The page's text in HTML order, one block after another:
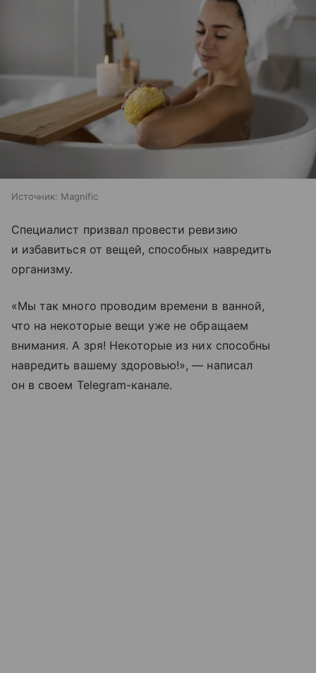
Источник: Magnific
Специалист призвал провести ревизию
и избавиться от вещей, способных навредить
организму.
«Мы так много проводим времени в ванной,
что на некоторые вещи уже не обращаем
внимания. А зря! Некоторые из них способны
навредить вашему здоровью!», — написал
он в своем Telegram-канале.